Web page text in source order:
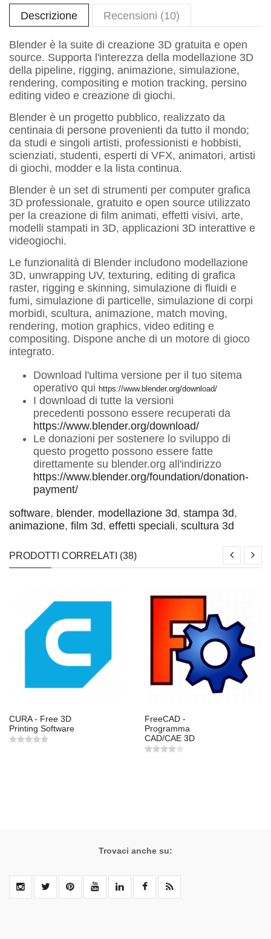
Descrizione Recensioni (10)
Blender è la suite di creazione 3D gratuita e open
source. Supporta l'interezza della modellazione 3D
della pipeline, rigging, animazione, simulazione,
rendering, compositing e motion tracking, persino
editing video e creazione di giochi.
Blender è un progetto pubblico, realizzato da
centinaia di persone provenienti da tutto il mondo;
da studi e singoli artisti, professionisti e hobbisti,
scienziati, studenti, esperti di VFX, animatori, artisti
di giochi, modder e la lista continua.
Blender è un set di strumenti per computer grafica
3D professionale, gratuito e open source utilizzato
per la creazione di film animati, effetti visivi, arte,
modelli stampati in 3D, applicazioni 3D interattive e
videogiochi.
Le funzionalità di Blender includono modellazione
3D, unwrapping UV, texturing, editing di grafica
raster, rigging e skinning, simulazione di fluidi e
fumi, simulazione di particelle, simulazione di corpi
morbidi, scultura, animazione, match moving,
rendering, motion graphics, video editing e
compositing. Dispone anche di un motore di gioco
integrato.
Download l'ultima versione per il tuo sitema
operativo qui https://www.blender.org/download/
I download di tutte la versioni
precedenti possono essere recuperati da
https://www.blender.org/download/
Le donazioni per sostenere lo sviluppo di
questo progetto possono essere fatte
direttamente su blender.org all'indirizzo
https://www.blender.org/foundation/donation-
payment/
software, blender, modellazione 3d, stampa 3d,
animazione, film 3d, effetti speciali, scultura 3d
PRODOTTI CORRELATI (38)
CURA - Free 3D
Printing Software
FreeCAD -
Programma
CAD/CAE 3D
Trovaci anche su: